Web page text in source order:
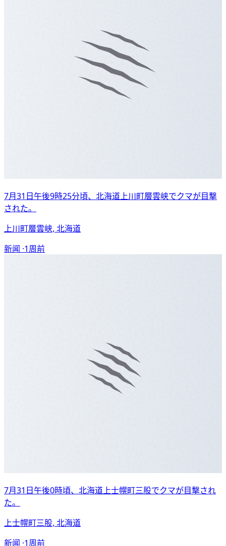
7月31日午後9時25分頃、北海道上川町層雲峡でクマが目撃
された。
上川町層雲峡, 北海道
新闻 ·1周前
7月31日午後0時頃、北海道上士幌町三股でクマが目撃され
た。
上士幌町三股, 北海道
新闻 ·1周前